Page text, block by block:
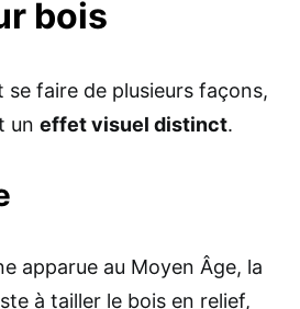
bois
se faire de plusieurs façons,
un effet visuel distinct.
apparue au Moyen Âge, la
à tailler le bois en relief,